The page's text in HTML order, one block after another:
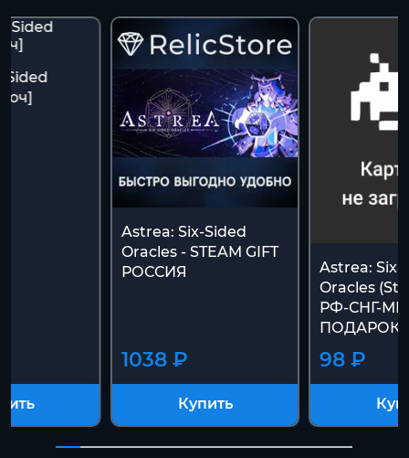
Sided
Astrea: Six-Sided
Oracles - STEAM GIFT
РОССИЯ
1038 ₽
Купить
Astrea: Six-
Oracles
РФ-СНГ-
ПОДАРОК
98 ₽